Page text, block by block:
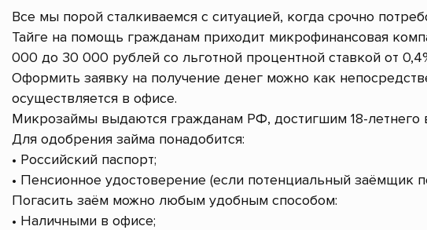
Все мы порой сталкиваемся с ситуацией, когда срочно
Тайге на помощь гражданам приходит микрофинансовая
000 до 30 000 рублей со льготной процентной ставкой от
Оформить заявку на получение денег можно как
осуществляется в офисе.
Микрозаймы выдаются гражданам РФ, достигшим 18-летнего
Для одобрения займа понадобится:
• Российский паспорт;
• Пенсионное удостоверение (если потенциальный заёмщик
Погасить заём можно любым удобным способом:
• Наличными в офисе;